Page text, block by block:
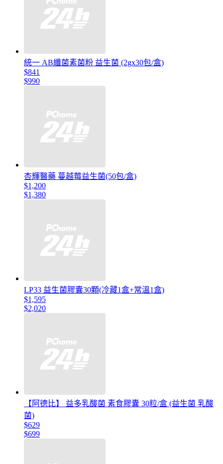
統一 AB纖菌素菌粉 益生菌 (2gx30包/盒)
$841
$990
杏輝醫藥 蔓越莓益生菌(50包/盒)
$1,200
$1,380
LP33 益生菌膠囊30顆(冷藏1盒+常溫1盒)
$1,595
$2,020
【阿德比】 益多乳酸菌 素食膠囊 30粒/盒 (益生菌 乳酸
菌)
$629
$699